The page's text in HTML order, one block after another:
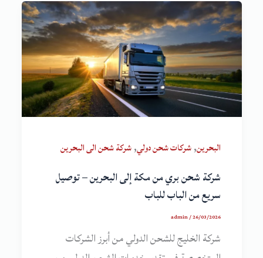
البحرين,شركات شحن دولي,شركة شحن الى البحرين
شركة شحن بري من مكة إلى البحرين – توصيل
سريع من الباب للباب
admin/26/03/2026
شركة الخليج للشحن الدولي من أبرز الشركات